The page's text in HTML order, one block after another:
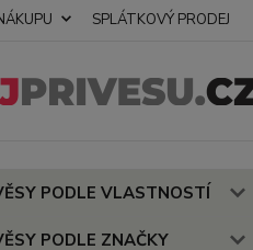
SPLÁTKOVÝ PRODEJ
PODLE VLASTNOSTÍ
PODLE ZNAČKY